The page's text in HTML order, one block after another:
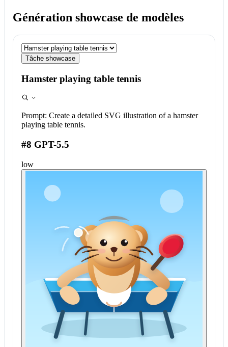
Génération showcase de modèles
Tâche showcase
Hamster playing table tennis
Prompt: Create a detailed SVG illustration of a hamster
playing table tennis.
#8 GPT-5.5
low